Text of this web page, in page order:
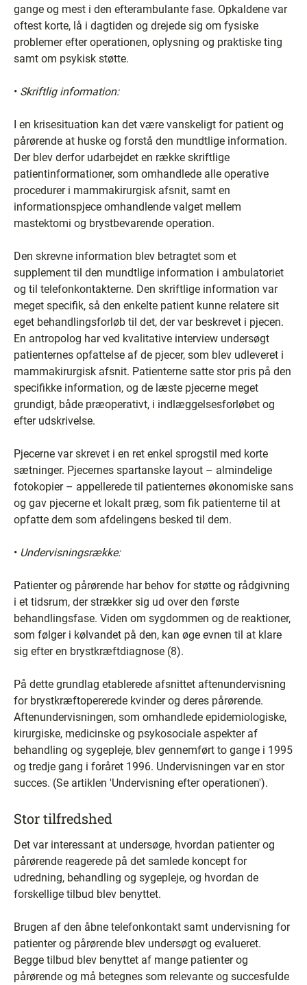
gange og mest i den efterambulante fase. Opkaldene var
oftest korte, lå i dagtiden og drejede sig om fysiske
problemer efter operationen, oplysning og praktiske ting
samt om psykisk støtte.
• Skriftlig information:
I en krisesituation kan det være vanskeligt for patient og
pårørende at huske og forstå den mundtlige information.
Der blev derfor udarbejdet en række skriftlige
patientinformationer, som omhandlede alle operative
procedurer i mammakirurgisk afsnit, samt en
informationspjece omhandlende valget mellem
mastektomi og brystbevarende operation.
Den skrevne information blev betragtet som et
supplement til den mundtlige information i ambulatoriet
og til telefonkontakterne. Den skriftlige information var
meget specifik, så den enkelte patient kunne relatere sit
eget behandlingsforløb til det, der var beskrevet i pjecen.
En antropolog har ved kvalitative interview undersøgt
patienternes opfattelse af de pjecer, som blev udleveret i
mammakirurgisk afsnit. Patienterne satte stor pris på den
specifikke information, og de læste pjecerne meget
grundigt, både præoperativt, i indlæggelsesforløbet og
efter udskrivelse.
Pjecerne var skrevet i en ret enkel sprogstil med korte
sætninger. Pjecernes spartanske layout – almindelige
fotokopier – appellerede til patienternes økonomiske sans
og gav pjecerne et lokalt præg, som fik patienterne til at
opfatte dem som afdelingens besked til dem.
• Undervisningsrække:
Patienter og pårørende har behov for støtte og rådgivning
i et tidsrum, der strækker sig ud over den første
behandlingsfase. Viden om sygdommen og de reaktioner,
som følger i kølvandet på den, kan øge evnen til at klare
sig efter en brystkræftdiagnose (8).
På dette grundlag etablerede afsnittet aftenundervisning
for brystkræftopererede kvinder og deres pårørende.
Aftenundervisningen, som omhandlede epidemiologiske,
kirurgiske, medicinske og psykosociale aspekter af
behandling og sygepleje, blev gennemført to gange i 1995
og tredje gang i foråret 1996. Undervisningen var en stor
succes. (Se artiklen 'Undervisning efter operationen').
Stor tilfredshed
Det var interessant at undersøge, hvordan patienter og
pårørende reagerede på det samlede koncept for
udredning, behandling og sygepleje, og hvordan de
forskellige tilbud blev benyttet.
Brugen af den åbne telefonkontakt samt undervisning for
patienter og pårørende blev undersøgt og evalueret.
Begge tilbud blev benyttet af mange patienter og
pårørende og må betegnes som relevante og succesfulde